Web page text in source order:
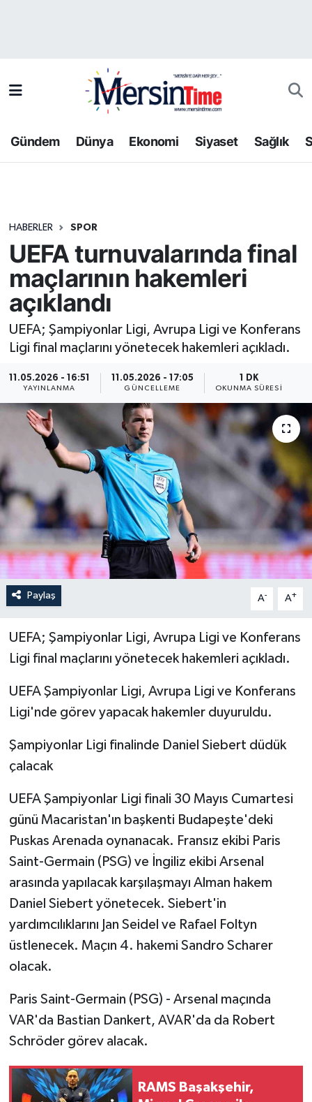
Gündem Dünya Ekonomi Siyaset Sağlık
HABERLER SPOR
UEFA turnuvalarında final
maçlarının hakemleri
açıklandı
UEFA; Şampiyonlar Ligi, Avrupa Ligi ve Konferans
Ligi final maçlarını yönetecek hakemleri açıkladı.
11.05.2026 - 16:51
YAYINLANMA
11.05.2026 - 17:05
GÜNCELLEME
1 DK
OKUNMA SÜRESI
Paylaş A- A+
UEFA; Şampiyonlar Ligi, Avrupa Ligi ve Konferans
Ligi final maçlarını yönetecek hakemleri açıkladı.
UEFA Şampiyonlar Ligi, Avrupa Ligi ve Konferans
Ligi'nde görev yapacak hakemler duyuruldu.
Şampiyonlar Ligi finalinde Daniel Siebert düdük
çalacak
UEFA Şampiyonlar Ligi finali 30 Mayıs Cumartesi
günü Macaristan'ın başkenti Budapeşte'deki
Puskas Arenada oynanacak. Fransız ekibi Paris
Saint-Germain (PSG) ve İngiliz ekibi Arsenal
arasında yapılacak karşılaşmayı Alman hakem
Daniel Siebert yönetecek. Siebert'in
yardımcılıklarını Jan Seidel ve Rafael Foltyn
üstlenecek. Maçın 4. hakemi Sandro Scharer
olacak.
Paris Saint-Germain (PSG) - Arsenal maçında
VAR'da Bastian Dankert, AVAR'da da Robert
Schröder görev alacak.
RAMS Başakşehir,
Bilim-Teknoloji
Dünya
Ekonomi
Gündem
Kültür-Sanat
Resmi İlan
Sağlık
Siyaset
Spor
Yaşam
Trafik Durumu
Tüm Manşetler
Haber Arşivi